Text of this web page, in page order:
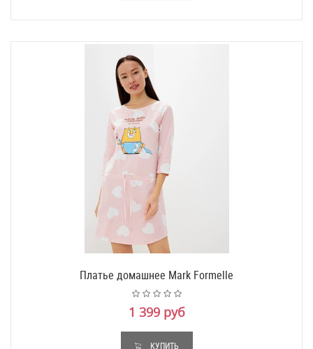
Платье домашнее Mark Formelle
1 399 руб
КУПИТЬ